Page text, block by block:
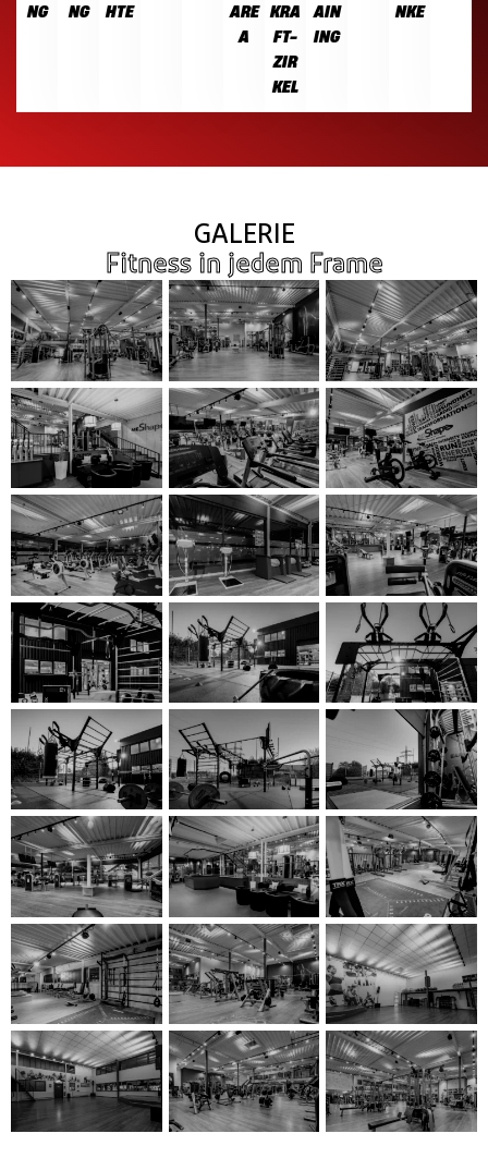
NG
NG
HTE
ARE
A
KRA
FT-
ZIR
KEL
AIN
ING
NKE
GALERIE
Fitness in jedem Frame